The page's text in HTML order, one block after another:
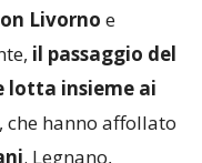
Livorno e
il passaggio del
lotta insieme ai
hanno affollato
. Legnano,